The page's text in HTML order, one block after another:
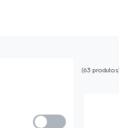
63 produtos